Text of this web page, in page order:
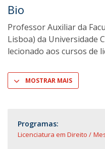
Bio
Professor Auxiliar da
Lisboa) da Universidade
lecionado aos cursos de
MOSTRAR MAIS
Programas:
Licenciatura em Direito